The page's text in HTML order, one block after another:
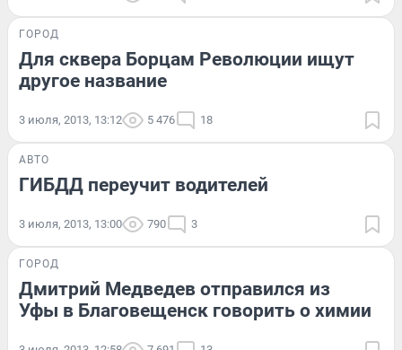
ГОРОД
Для сквера Борцам Революции ищут
другое название
3 июля, 2013, 13:12 5 476 18
АВТО
ГИБДД переучит водителей
3 июля, 2013, 13:00 790 3
ГОРОД
Дмитрий Медведев отправился из
Уфы в Благовещенск говорить о химии